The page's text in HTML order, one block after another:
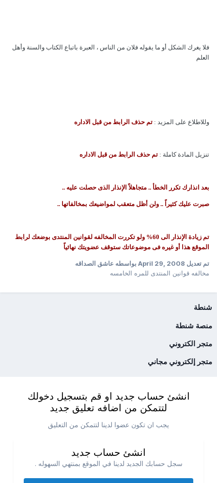
فلا يغرك الشكل أو ما يقوله فلان من الناس ، العبرة باتباع الكتاب والسنة وأهل
العلم
وللاطلاع على المزيد :تم حذف الرابط من قبل الاداره
تنزيل المادة كاملة :تم حذف الرابط من قبل الاداره
بعد انذارك تكرر الخطأ .. متجاهلاً الإنذار الذى حصلت عليه ..
صبرت عليك كثيراً .. ولن أظل متعقب لمواضيعك بمخالفاتها ..
تم زيادة الإنذار الى 60% ولو تكررت المخالفه لقوانين المنتدى بوضعك لرابط
الموقع هذا أو غيره فى موضوعاتك ستوقف عضويتك نهائياً
تم تعديلApril 29, 2008بواسطه عاشق الصداقه
مخالفه قوانين المنتدى للمره الخامسه
شنطة
منصة شنطة
متجر الكتروني
متجر إلكتروني مجاني
انشئ حساب جديد او قم بتسجيل دخولك
لتتمكن من اضافه تعليق جديد
يجب ان تكون عضوا لدينا لتتمكن من التعليق
انشئ حساب جديد
سجل حسابك الجديد لدينا في الموقع بمنتهي السهوله .